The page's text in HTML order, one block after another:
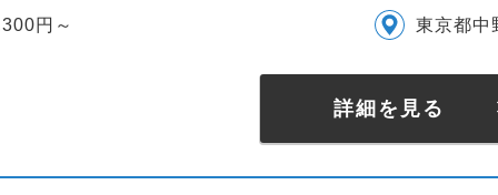
円～ 東京都中
詳細を見る